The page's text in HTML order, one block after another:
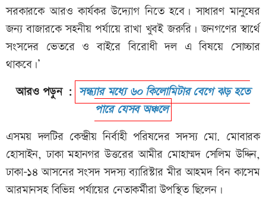
সরকারকে আরও কার্যকর উদ্যোগ নিতে হবে। সাধারণ মানুষের
জন্য বাজারকে সহনীয় পর্যায়ে রাখা খুবই জরুরি। জনগণের স্বার্থে
সংসদের ভেতরে ও বাইরে বিরোধী দল এ বিষয়ে সোচ্চার
থাকবে।’
আরও পড়ুন : সন্ধ্যার মধ্যে ৬০ কিলোমিটার বেগে ঝড় হতে
পারে যেসব অঞ্চলে
এসময় দলটির কেন্দ্রীয় নির্বাহী পরিষদের সদস্য মো. মোবারক
হোসাইন, ঢাকা মহানগর উত্তরের আমীর মোহাম্মদ সেলিম উদ্দিন,
ঢাকা-১৪ আসনের সংসদ সদস্য ব্যারিস্টার মীর আহমদ বিন কাসেম
আরমানসহ বিভিন্ন পর্যায়ের নেতাকর্মীরা উপস্থিত ছিলেন।